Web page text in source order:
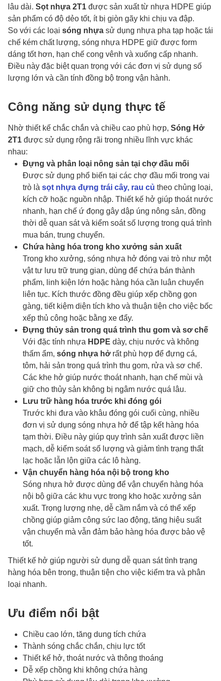
lâu dài. Sọt nhựa 2T1 được sản xuất từ nhựa HDPE giúp
sản phẩm có độ dẻo tốt, ít bị giòn gãy khi chịu va đập.
So với các loại sóng nhựa sử dụng nhựa pha tạp hoặc tái
chế kém chất lượng, sóng nhựa HDPE giữ được form
dáng tốt hơn, hạn chế cong vênh và xuống cấp nhanh.
Điều này đặc biệt quan trọng với các đơn vị sử dụng số
lượng lớn và cần tính đồng bộ trong vận hành.
Công năng sử dụng thực tế
Nhờ thiết kế chắc chắn và chiều cao phù hợp, Sóng Hở
2T1 được sử dụng rộng rãi trong nhiều lĩnh vực khác
nhau:
Đựng và phân loại nông sản tại chợ đầu mối
Được sử dụng phổ biến tại các chợ đầu mối trong vai
trò là sọt nhựa đựng trái cây, rau củ theo chủng loại,
kích cỡ hoặc nguồn nhập. Thiết kế hở giúp thoát nước
nhanh, hạn chế ứ đọng gây dập úng nông sản, đồng
thời dễ quan sát và kiểm soát số lượng trong quá trình
mua bán, trung chuyển.
Chứa hàng hóa trong kho xưởng sản xuất
Trong kho xưởng, sóng nhựa hở đóng vai trò như một
vật tư lưu trữ trung gian, dùng để chứa bán thành
phẩm, linh kiện lớn hoặc hàng hóa cần luân chuyển
liên tục. Kích thước đồng đều giúp xếp chồng gọn
gàng, tiết kiệm diện tích kho và thuận tiện cho việc bốc
xếp thủ công hoặc bằng xe đẩy.
Đựng thủy sản trong quá trình thu gom và sơ chế
Với đặc tính nhựa HDPE dày, chịu nước và không
thấm ẩm, sóng nhựa hởrất phù hợp để đựng cá,
tôm, hải sản trong quá trình thu gom, rửa và sơ chế.
Các khe hở giúp nước thoát nhanh, hạn chế mùi và
giữ cho thủy sản không bị ngâm nước quá lâu.
Lưu trữ hàng hóa trước khi đóng gói
Trước khi đưa vào khâu đóng gói cuối cùng, nhiều
đơn vị sử dụng sóng nhựa hở để tập kết hàng hóa
tạm thời. Điều này giúp quy trình sản xuất được liền
mạch, dễ kiểm soát số lượng và giảm tình trạng thất
lạc hoặc lẫn lộn giữa các lô hàng.
Vận chuyển hàng hóa nội bộ trong kho
Sóng nhựa hở được dùng để vận chuyển hàng hóa
nội bộ giữa các khu vực trong kho hoặc xưởng sản
xuất. Trọng lượng nhẹ, dễ cầm nắm và có thể xếp
chồng giúp giảm công sức lao động, tăng hiệu suất
vận chuyển mà vẫn đảm bảo hàng hóa được bảo vệ
tốt.
Thiết kế hở giúp người sử dụng dễ quan sát tình trạng
hàng hóa bên trong, thuận tiện cho việc kiểm tra và phân
loại nhanh.
Ưu điểm nổi bật
Chiều cao lớn, tăng dung tích chứa
Thành sóng chắc chắn, chịu lực tốt
Thiết kế hở, thoát nước và thông thoáng
Dễ xếp chồng khi không chứa hàng